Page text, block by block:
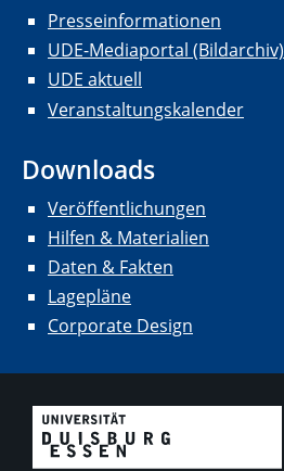
Presseinformationen
UDE-Mediaportal (Bildarchiv)
UDE aktuell
Veranstaltungskalender
Downloads
Veröffentlichungen
Hilfen & Materialien
Daten & Fakten
Lagepläne
Corporate Design